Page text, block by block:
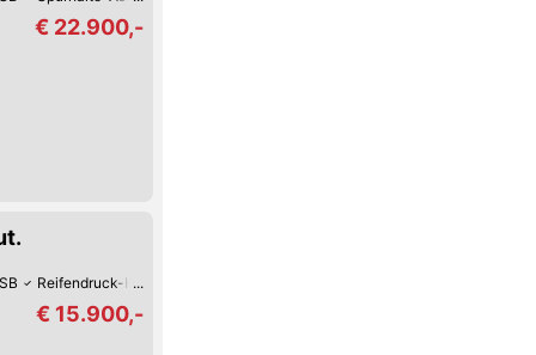
€ 22.900,-
Reifendruck-Kontrolle
€ 15.900,-